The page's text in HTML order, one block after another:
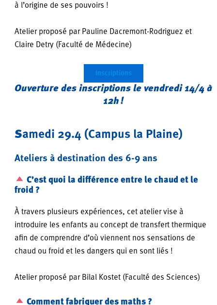
à l’origine de ses pouvoirs !
Atelier proposé par Pauline Dacremont-Rodriguez et
Claire Detry (Faculté de Médecine)
Inscriptions
Ouverture des inscriptions le vendredi 14/4 à
12h !
Samedi 29.4 (Campus la Plaine)
Ateliers à destination des 6-9 ans
C’est quoi la différence entre le chaud et le
froid ?
À travers plusieurs expériences, cet atelier vise à
introduire les enfants au concept de transfert thermique
afin de comprendre d’où viennent nos sensations de
chaud ou froid et les dangers qui en sont liés !
Atelier proposé par Bilal Kostet (Faculté des Sciences)
Comment fabriquer des maths ?